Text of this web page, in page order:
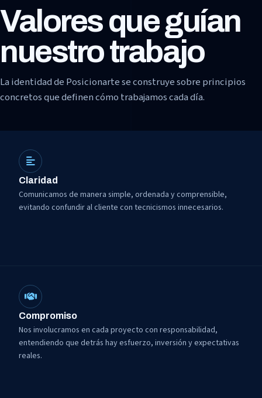
Valores que guían
nuestro trabajo
La identidad de Posicionarte se construye sobre principios
concretos que definen cómo trabajamos cada día.
Claridad
Comunicamos de manera simple, ordenada y comprensible,
evitando confundir al cliente con tecnicismos innecesarios.
Compromiso
Nos involucramos en cada proyecto con responsabilidad,
entendiendo que detrás hay esfuerzo, inversión y expectativas
reales.